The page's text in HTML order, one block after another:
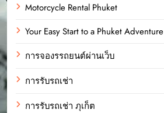
Motorcycle Rental Phuket
Your Easy Start to a Phuket Adventure
การจองรรถยนต์ผ่านเว็บ
การรับรถเช่า
การรับรถเช่า ภุเก็ต